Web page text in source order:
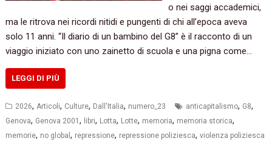
o nei saggi accademici,
ma le ritrova nei ricordi nitidi e pungenti di chi all’epoca aveva
solo 11 anni. “Il diario di un bambino del G8” è il racconto di un
viaggio iniziato con uno zainetto di scuola e una pigna come…
LEGGI DI PIÙ
2026,Articoli, Culture, Dall'Italia, numero_23 anticapitalismo, G8,
Genova, Genova 2001, libri, Lotta, Lotte, memoria, memoria storica,
memorie, no global, repressione, repressione poliziesca,violenza poliziesca